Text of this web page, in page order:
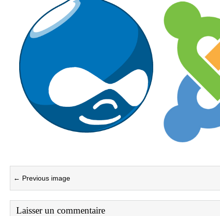
← Previous image
Laisser un commentaire